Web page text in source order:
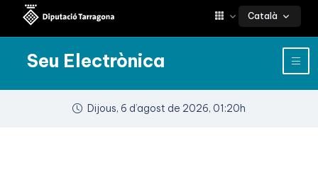
Català
Seu Electrònica
Dijous, 6 d’agost de 2026, 01:20h